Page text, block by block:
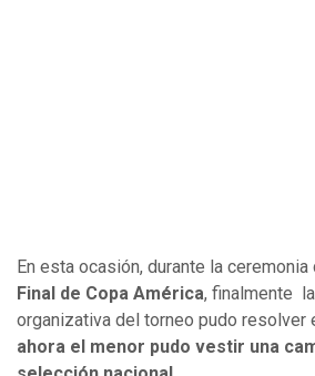
En esta ocasión, durante la
Final de Copa América, finalmente
organizativa del torneo pudo resolver
ahora el menor pudo vestir una